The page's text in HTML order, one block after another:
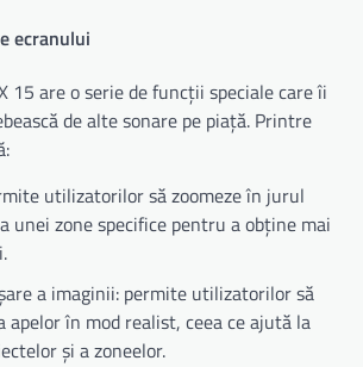
ecranului
15 are o serie de funcții speciale care îi
de alte sonare pe piață. Printre
utilizatorilor să zoomeze în jurul
unei zone specifice pentru a obține mai
a imaginii: permite utilizatorilor să
apelor în mod realist, ceea ce ajută la
și a zoneelor.